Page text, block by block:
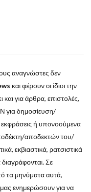
αναγνώστες δεν
και φέρουν οι ίδιοι την
για άρθρα, επιστολές,
για δημοσίευση/
εκφράσεις ή υπονοούμενα
αποδεκτών του/
εκβιαστικά, ρατσιστικά
Σε
τα μηνύματα αυτά,
ενημερώσουν για να